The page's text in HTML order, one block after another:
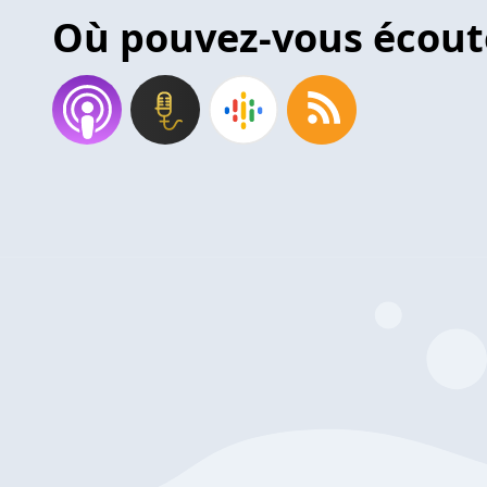
Où pouvez-vous